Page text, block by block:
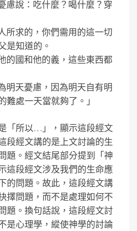
慮說：吃什麼？喝什麼？穿
所求的，你們需用的這一切
是知道的。
的國和他的義，這些東西都
明天憂慮，因為明天自有明
難處一天當就夠了。」
「所以…」，顯示這段經文
段經文講的是上文討論的生
題。經文結尾部分提到「神
這段經文涉及我們的生命應
的問題。故此，這段經文講
擇問題，而不是處理如何不
題。換句話說，這段經文討
是心理學，縱使神學的討論